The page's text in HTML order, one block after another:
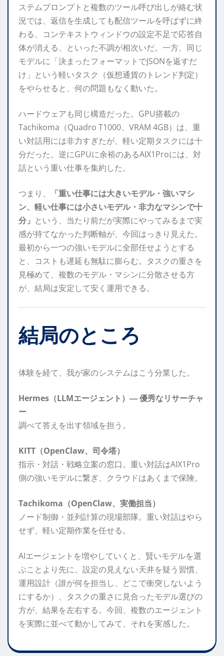
ステムプロンプトと複数のツール呼び出しが絡む状
況では、返信を生成しても配信ツールを呼ばずに終
わる、コンテキストウィンドウの設定不足で応答自
体が消える、といった不調が相次いだ。一方、同じ
モデルに「決まったフォーマットでJSONを返すだ
け」という軽いタスク（仮想通貨のトレンド判定）
をやらせると、何の問題もなく動いた。
ハードウェアも同じ構造だった。GPU搭載の
Tachikoma（Quadro T1000、VRAM 4GB）は、重
い対話用には非力すぎたが、軽い定期タスクには十
分だった。逆にGPUに余裕のあるAIX1Proには、対
話という重い仕事を集約した。
つまり、
「重い仕事には大きいモデル・強いマシ
ン、軽い仕事には小さいモデル・非力なマシンで十
分」 という、当たり前だが実際にやってみるまで実
感が持てなかった判断軸が、今回はっきり見えた。
最初から一つの強いモデルに全部任せようとする
と、コストも遅延も無駄に膨らむ。タスクの重さを
見極めて、複数のモデル・マシンに分散させる方
が、結局は安定して安く運用できる。
結局のところ
体験を経て、我が家のシステムはこう分業した。
Hermes（LLMエージェント）― 優秀なリサーチャ
ー
調べて答えを出す領域を担う。
KITT（OpenClaw、司令塔）
指示・対話・戦略立案の窓口。重い対話はAIX1Pro
側の強いモデルに繋ぎ、クラウドはあくまで保険。
Tachikoma（OpenClaw、実働担当）
ノード制御・並列計算の現場部隊。重い対話はやら
せず、軽い定期作業を任せる。
AIエージェントを増やしていくと、賢いモデルを選
ぶことより先に、設定の見えない天井を疑う習慣、
運用設計（誰が何を担当し、どこで衝突しないよう
にするか）、タスクの重さに見合ったモデル選びの
方が、結果を左右する。今回、複数のエージェント
を実際に並べて動かしてみて、それを実感した。